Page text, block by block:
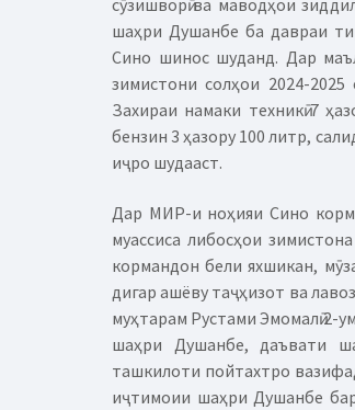
сӯзишворӣ ва маводҳои
шаҳри Душанбе ба давраи
Сино шинос шуданд. Дар
зимистони солҳои 2024-
Захираи намаки техникӣ 7
бензин 3 ҳазору 100 литр,
иҷро шудааст.
Дар МИР-и ноҳияи Сино
муассиса либосҳои
кормандон бели яхшикан,
дигар ашёву таҷҳизот ва
муҳтарам Рустами Эмомалӣ 2-
шаҳри Душанбе, даъвати
ташкилоти пойтахтро
иҷтимоии шаҳри Душанбе